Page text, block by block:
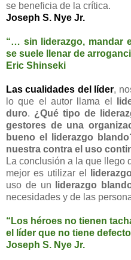
se beneficia de la crítica.
Joseph S. Nye Jr.
“… sin liderazgo, mandar
se suele llenar de
Eric Shinseki
Las cualidades del líder,
lo que el autor llama el
duro. ¿Qué tipo de
gestores de una
bueno el liderazgo
nuestra contra el uso
La conclusión a la que llego
mejor es utilizar el
uso de un
liderazgo
necesidades y de las
“Los héroes no tienen
el líder que no tiene
Joseph S. Nye Jr.